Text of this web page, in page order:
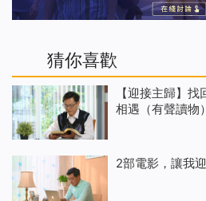
猜你喜歡
【迎接主歸】
相遇（有聲讀物）
2部電影，讓我